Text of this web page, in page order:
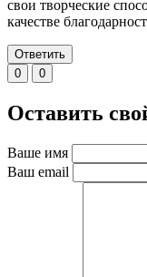
свои творческие
качестве
Ответить
0
0
Оставить
Ваше имя
Ваш email